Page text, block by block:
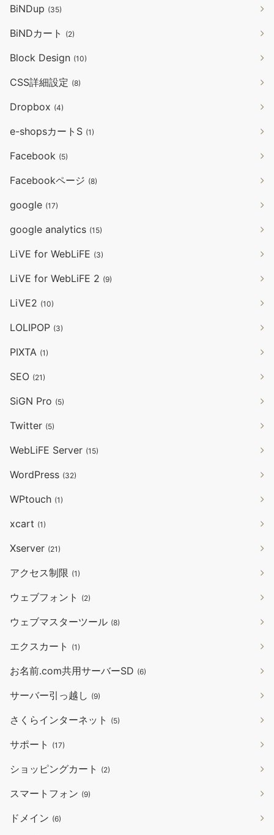
BiNDup (35)
BiNDカート (2)
Block Design (10)
CSS詳細設定 (8)
Dropbox (4)
e-shopsカートS (1)
Facebook (5)
Facebookページ (8)
google (17)
google analytics (15)
LiVE for WebLiFE (3)
LiVE for WebLiFE 2 (9)
LiVE2 (10)
LOLIPOP (3)
PIXTA (1)
SEO (21)
SiGN Pro (5)
Twitter (5)
WebLiFE Server (15)
WordPress (32)
WPtouch (1)
xcart (1)
Xserver (21)
アクセス制限 (1)
ウェブフォント (2)
ウェブマスターツール (8)
エクスカート (1)
お名前.com共用サーバーSD (6)
サーバー引っ越し (9)
さくらインターネット (5)
サポート (17)
ショッピングカート (2)
スマートフォン (9)
ドメイン (6)